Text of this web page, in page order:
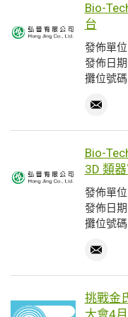
Bio-
台
發佈單
發佈日
攤位號
Bio-
3D 類
發佈單
發佈日
攤位號
挑戰金
大會4